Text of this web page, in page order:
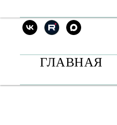
ГЛАВНАЯ